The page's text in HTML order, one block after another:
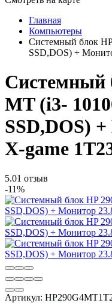
Главная
Компьютеры
Системный блок
SSD,DOS) +
Системный
MT (i3-
SSD,DOS)
X-game
5.01 отзыв
-11%
Артикул: